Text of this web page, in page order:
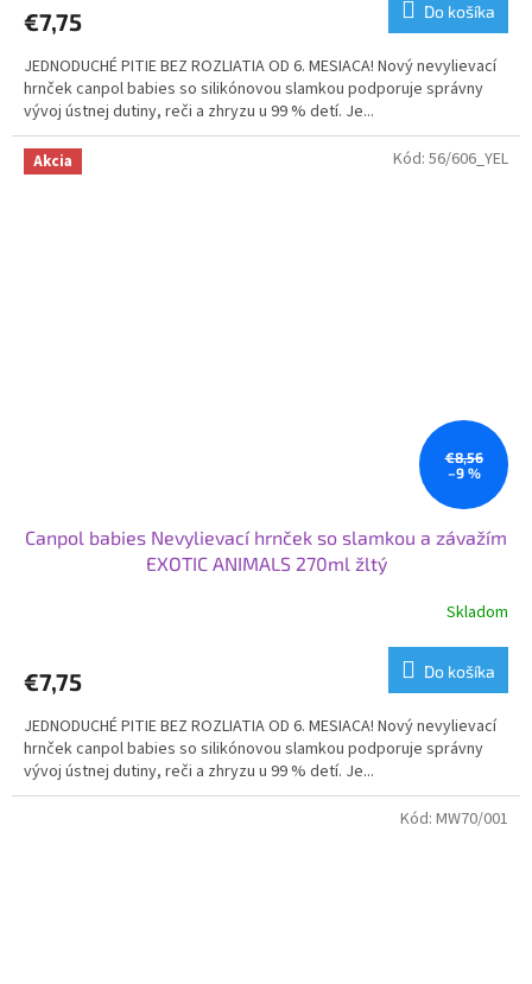
je
z
5
hviezdičiek.
€7,75 Do košíka
JEDNODUCHÉ PITIE BEZ ROZLIATIA OD 6. MESIACA! Nový nevylievací
hrnček canpol babies so silikónovou slamkou podporuje správny
vývoj ústnej dutiny, reči a zhryzu u 99 % detí. Je...
Akcia
€8,56
–9 %
Canpol babies Nevylievací hrnček so slamkou a závažím
EXOTIC ANIMALS 270ml žltý
Skladom
€7,75 Do košíka
JEDNODUCHÉ PITIE BEZ ROZLIATIA OD 6. MESIACA! Nový nevylievací
hrnček canpol babies so silikónovou slamkou podporuje správny
vývoj ústnej dutiny, reči a zhryzu u 99 % detí. Je...
Kód: 56/606_YEL
Kód: MW70/001